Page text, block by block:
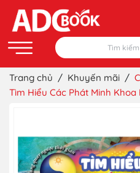
Trang chủ / Khuyến mãi /
Tìm Hiểu Các Phát Minh Khoa